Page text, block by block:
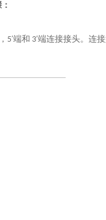
5′端和 3′端连接接头。连